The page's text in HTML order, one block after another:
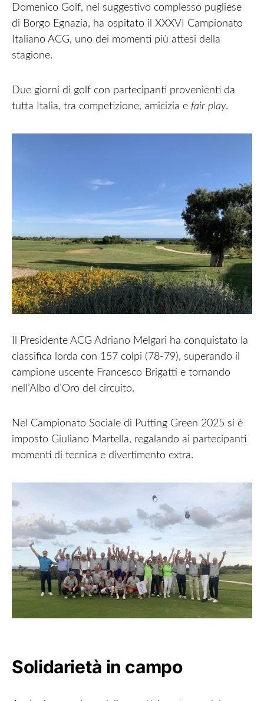
Domenico Golf, nel suggestivo complesso pugliese
di Borgo Egnazia, ha ospitato il XXXVI Campionato
Italiano ACG, uno dei momenti più attesi della
stagione.
Due giorni di golf con partecipanti provenienti da
tutta Italia, tra competizione, amicizia e fair play.
Il Presidente ACG Adriano Melgari ha conquistato la
classifica lorda con 157 colpi (78-79), superando il
campione uscente Francesco Brigatti e tornando
nell’Albo d’Oro del circuito.
Nel Campionato Sociale di Putting Green 2025 si è
imposto Giuliano Martella, regalando ai partecipanti
momenti di tecnica e divertimento extra.
Solidarietà in campo